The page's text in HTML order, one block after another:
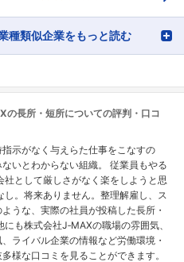
種類似企業をもっと読む
の長所・短所についての評判・口コ
示がなく与えらた仕事をこなすの
いとわからない組織。 従業員もやる
として厳しさがなく楽をしようと思
。将来ありません。整理解雇し、ス
うな、実際の社員が投稿した長所・
も株式会社J‐MAXの職場の雰囲気、
ライバル企業の情報など労働環境・
様な口コミを見ることができます。